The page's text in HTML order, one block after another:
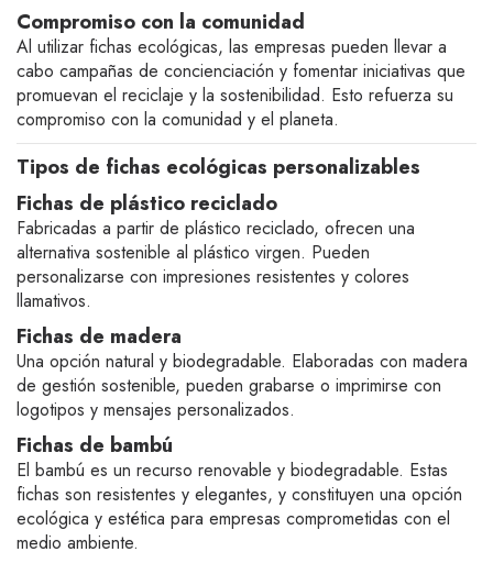
Compromiso con la comunidad
Al utilizar fichas ecológicas, las empresas pueden llevar a
cabo campañas de concienciación y fomentar iniciativas que
promuevan el reciclaje y la sostenibilidad. Esto refuerza su
compromiso con la comunidad y el planeta.
Tipos de fichas ecológicas personalizables
Fichas de plástico reciclado
Fabricadas a partir de plástico reciclado, ofrecen una
alternativa sostenible al plástico virgen. Pueden
personalizarse con impresiones resistentes y colores
llamativos.
Fichas de madera
Una opción natural y biodegradable. Elaboradas con madera
de gestión sostenible, pueden grabarse o imprimirse con
logotipos y mensajes personalizados.
Fichas de bambú
El bambú es un recurso renovable y biodegradable. Estas
fichas son resistentes y elegantes, y constituyen una opción
ecológica y estética para empresas comprometidas con el
medio ambiente.